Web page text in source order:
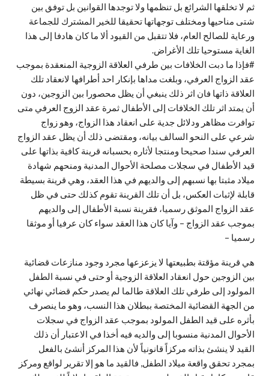
ثم لا تخلقها الشرائع بل تنظمها ولا توجدها القوانين بل توفق بين
شتى مناحيها ومختلف توجهاتها تحقيقا للخير المشترك للجماعة
ورعاية للصالح العام، فلا تتقبل من القيود ألا ما كان هادفا إلى هذا
الغاية مستوحيا تلك الأغراض.
#فإذا ما دبت الخلافات بين طرفي العلاقة الزوجية المنعقدة بموجب
عقد الزواج العرفي، وبلغت مداها بإنكار احد أطرافها لانعقاد تلك
العلاقة ذاتها فان اثر ذلك ينبغي أن يظل محصورا بين الزوجين، دون
أن يمتد اثر تلك الخلافات إلى الأطفال ثمرة عقد الزوج العرفي متى
توافرت مظاهر ودلائل جدية على انعقاد هذا الزواج، وهو زواج
شرعي على النحو السالف بيانه، ومقتضى ذلك أن يظل عقد الزواج
العرفي سندا صحيحا ومنتجا لأثاره بحسبانه قرينة كافية بذاتها على
قيد الأطفال في سجلات مصلحة الأحوال المدنية ومنحهم شهادة
ميلاد مثبتا بها نسبهم إلى والديهم في هذا العقد، وهي قرينة بسيطة
قابلة لإثبات العكس، بل أن تلك القرينة تقوم كذلك حتى في ظل
عقد الزواج الموثق رسميا، فقرينة نسبة الأطفال إلى والديهم
بموجب عقد الزواج – وآيا كان هذا العقد سواء كان عرفيا أو موثقا
رسميا –
هي قرينة مؤقتة بطبيعتها لا يزعزعها مجرد وجود منازعات قضائية
بين الزوجين حول انعقاد العلاقة الزوجية أو حتى في نسبة الطفل
المولود إلى طرفي تلك العلاقة طالما لم يصدر حكم قضائي نهائي
من الجهة القضائية المختصة ببطلان هذا النسب، وهو ما ينصرف
بأثره على قيد الطفل المولود بموجب عقد الزواج في سجلات
الأحوال المدنية منسوبا إلى والديه فيه أخذا في الاعتبار أن ذلك
القيد لا ينشئ بذاته مركزاً قانونياً لأن هذا المركز أنشئ بالفعل
بمجرد تحقق واقعة ميلاد الطفل, فالقيد ما هو إلا تقرير لواقع ومركز